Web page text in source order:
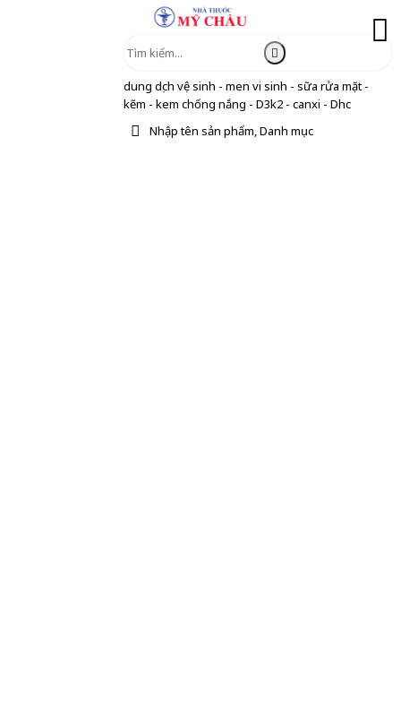
dung dịch vệ sinh - men vi sinh - sữa rửa mặt -
kẽm - kem chống nắng - D3k2 - canxi - Dhc
Nhập tên sản phẩm, Danh mục